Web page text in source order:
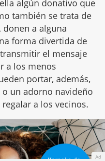
algún donativo que
también se trata de
, donen a alguna
forma divertida de
el mensaje
a los menos
portar, además,
un adorno navideño
a los vecinos.
Ad